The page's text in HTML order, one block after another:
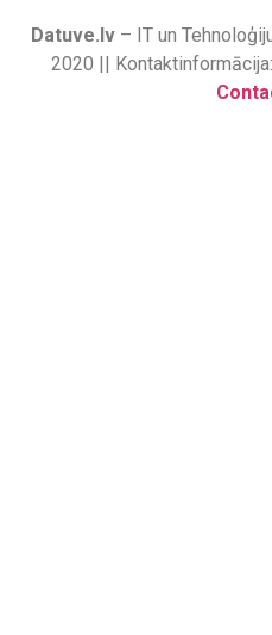
Datuve.lv– IT un
2020 || Kontaktinformācija: